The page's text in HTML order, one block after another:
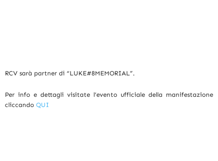
RCV sarà partner di “LUKE#8MEMORIAL”.
Per info e dettagli visitate l’evento ufficiale della manifestazione
cliccando QUI